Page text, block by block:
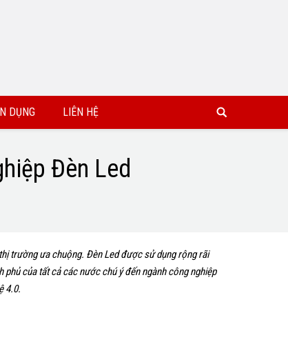
DỤNG LIÊN HỆ
Đèn Led
trường ưa chuộng. Đèn Led được sử dụng rộng rãi
của tất cả các nước chú ý đến ngành công nghiệp
4.0.